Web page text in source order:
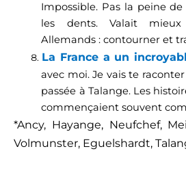
Impossible. Pas la peine
les dents. Valait
Allemands : contourner et
La France a un
avec moi. Je vais te
passée à Talange. Les
commençaient souvent
*Ancy, Hayange, Neufchef,
Volmunster, Eguelshardt,